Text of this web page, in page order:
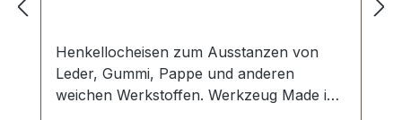
Henkellocheisen zum Ausstanzen von
Leder, Gummi, Pappe und anderen
weichen Werkstoffen. Werkzeug Made in